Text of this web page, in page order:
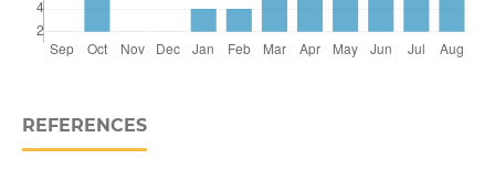
REFERENCES